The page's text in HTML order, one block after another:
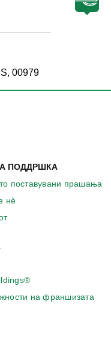
00979
ПОДДРШКА
поставувани прашања
нѐ
на франшизата